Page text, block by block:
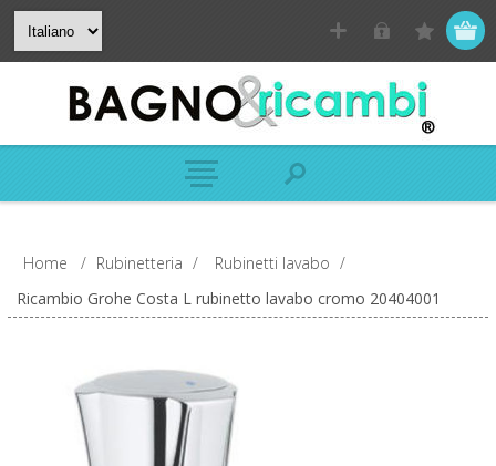
Home / Rubinetteria / Rubinetti lavabo /
Ricambio Grohe Costa L rubinetto lavabo cromo 20404001